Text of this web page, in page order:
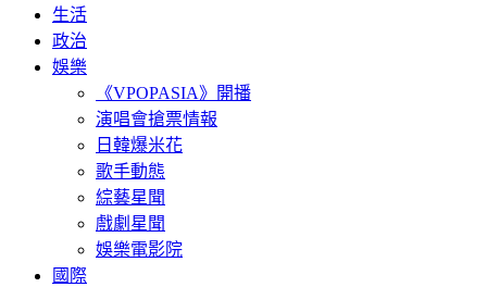
生活
政治
娛樂
《VPOPASIA》開播
演唱會搶票情報
日韓爆米花
歌手動態
綜藝星聞
戲劇星聞
娛樂電影院
國際